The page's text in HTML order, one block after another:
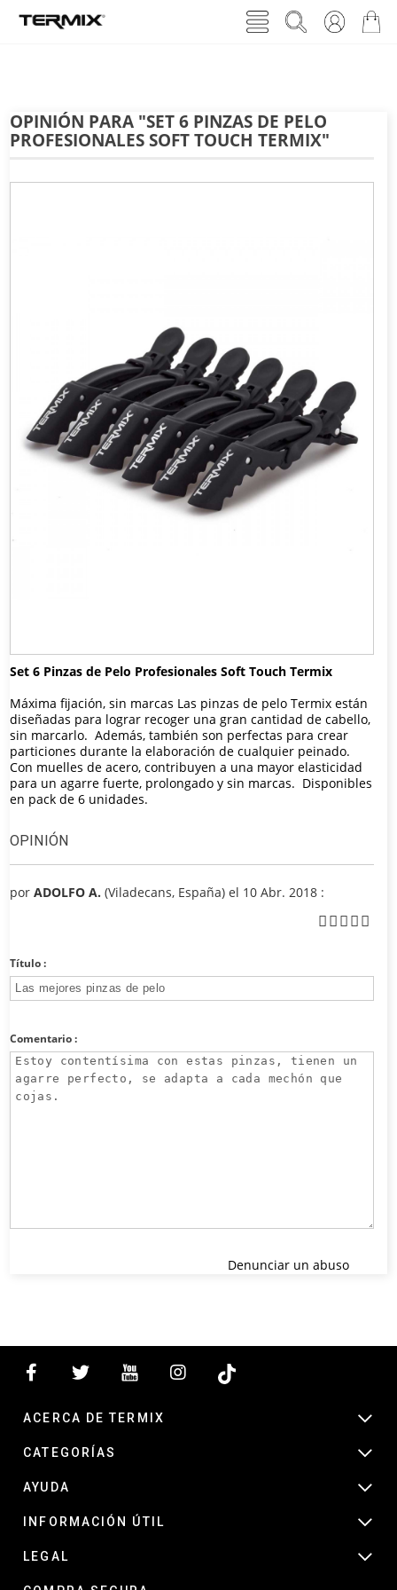
OPINIÓN PARA "SET 6 PINZAS DE PELO
PROFESIONALES SOFT TOUCH TERMIX"
Set 6 Pinzas de Pelo Profesionales Soft Touch Termix
Máxima fijación, sin marcas Las pinzas de pelo Termix están
diseñadas para lograr recoger una gran cantidad de cabello,
sin marcarlo. Además, también son perfectas para crear
particiones durante la elaboración de cualquier peinado.
Con muelles de acero, contribuyen a una mayor elasticidad
para un agarre fuerte, prolongado y sin marcas. Disponibles
en pack de 6 unidades.
OPINIÓN
porADOLFO A. (Viladecans, España) el 10 Abr. 2018 :
Título :
Comentario :
Denunciar un abuso
ACERCA DE TERMIX
CATEGORÍAS
AYUDA
INFORMACIÓN ÚTIL
LEGAL